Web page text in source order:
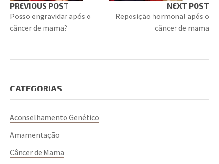
PREVIOUS POST
Posso engravidar após o
câncer de mama?
NEXT POST
Reposição hormonal após o
câncer de mama
CATEGORIAS
Aconselhamento Genético
Amamentação
Câncer de Mama